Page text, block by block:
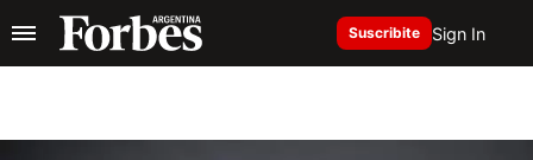
Suscribite Sign In